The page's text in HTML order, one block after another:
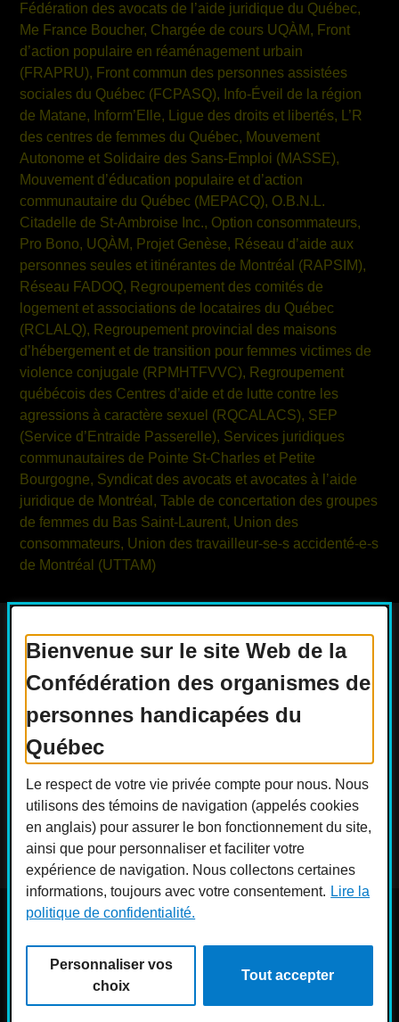
Bienvenue sur le site Web de la
Confédération des organismes de
personnes handicapées du
Québec
Le respect de votre vie privée compte pour nous. Nous
utilisons des témoins de navigation (appelés cookies
en anglais) pour assurer le bon fonctionnement du site,
ainsi que pour personnaliser et faciliter votre
expérience de navigation. Nous collectons certaines
informations, toujours avec votre consentement. Lire la
politique de confidentialité.
Personnaliser vos
choix
Tout accepter
Fédération des avocats de l’aide juridique du Québec,
Me France Boucher, Chargée de cours UQÀM, Front
d’action populaire en réaménagement urbain
(FRAPRU), Front commun des personnes assistées
sociales du Québec (FCPASQ), Info-Éveil de la région
de Matane, Inform’Elle, Ligue des droits et libertés, L’R
des centres de femmes du Québec, Mouvement
Autonome et Solidaire des Sans-Emploi (MASSE),
Mouvement d’éducation populaire et d’action
communautaire du Québec (MEPACQ), O.B.N.L.
Citadelle de St-Ambroise Inc., Option consommateurs,
Pro Bono, UQÀM, Projet Genèse, Réseau d’aide aux
personnes seules et itinérantes de Montréal (RAPSIM),
Réseau FADOQ, Regroupement des comités de
logement et associations de locataires du Québec
(RCLALQ), Regroupement provincial des maisons
d’hébergement et de transition pour femmes victimes de
violence conjugale (RPMHTFVVC), Regroupement
québécois des Centres d’aide et de lutte contre les
agressions à caractère sexuel (RQCALACS), SEP
(Service d’Entraide Passerelle), Services juridiques
communautaires de Pointe St-Charles et Petite
Bourgogne, Syndicat des avocats et avocates à l’aide
juridique de Montréal, Table de concertation des groupes
de femmes du Bas Saint-Laurent, Union des
consommateurs, Union des travailleur-se-s accidenté-e-s
de Montréal (UTTAM)
Actualités
Devenir membre
Nous joindre
Nous recrutons
Guide sur l’accessibilité universelle
FAQ
réservés.
Conception :
Crédits photo :
Merryl B.
Personnaliser les témoins